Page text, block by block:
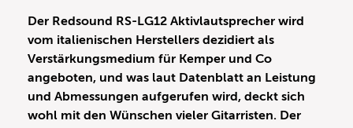
Der Redsound RS-LG12 Aktivlautsprecher wird
vom italienischen Herstellers dezidiert als
Verstärkungsmedium für Kemper und Co
angeboten, und was laut Datenblatt an Leistung
und Abmessungen aufgerufen wird, deckt sich
wohl mit den Wünschen vieler Gitarristen. Der